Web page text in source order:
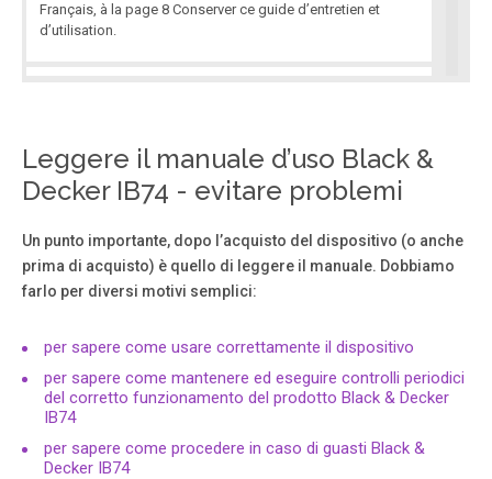
Français, à la page 8 Conserver ce guide d’entretien et
d’utilisation.
o protect against risk of electrical shock, do not put
blender base, cord, or plug in water or other liquid. ■
Close supervision is necessary when any appliance is
Pagina 3
Assembly . 2. Place the Blade Assembly into the Jar Base
and turn the Jar Base clockwise until tight. Figure A 3.
Place the Jar firmly onto the Unit Base.
Pagina 4
Leggere il manuale d’uso Black &
Decker IB74 - evitare problemi
Un punto importante, dopo l’acquisto del dispositivo (o anche
prima di acquisto) è quello di leggere il manuale. Dobbiamo
farlo per diversi motivi semplici:
per sapere come usare correttamente il dispositivo
per sapere come mantenere ed eseguire controlli periodici
del corretto funzionamento del prodotto Black & Decker
IB74
per sapere come procedere in caso di guasti Black &
Decker IB74